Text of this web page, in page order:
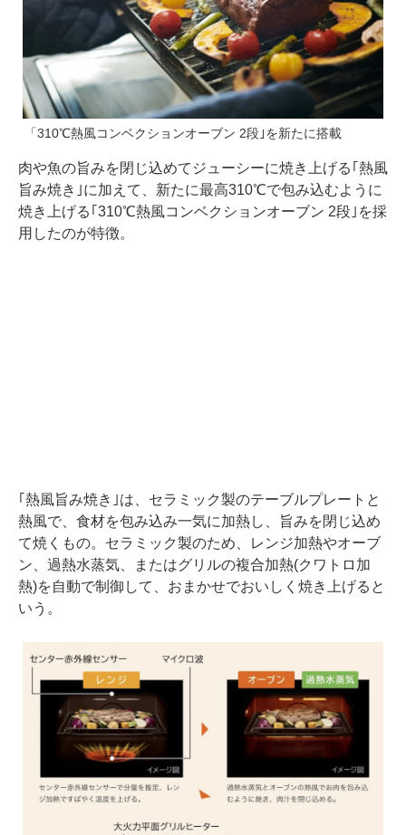
「310℃熱風コンベクションオーブン 2段｣を新たに搭載
肉や魚の旨みを閉じ込めてジューシーに焼き上げる｢熱風
旨み焼き｣に加えて、新たに最高310℃で包み込むように
焼き上げる｢310℃熱風コンベクションオーブン 2段｣を採
用したのが特徴。
｢熱風旨み焼き｣は、セラミック製のテーブルプレートと
熱風で、食材を包み込み一気に加熱し、旨みを閉じ込め
て焼くもの。セラミック製のため、レンジ加熱やオーブ
ン、過熱水蒸気、またはグリルの複合加熱(クワトロ加
熱)を自動で制御して、おまかせでおいしく焼き上げると
いう。